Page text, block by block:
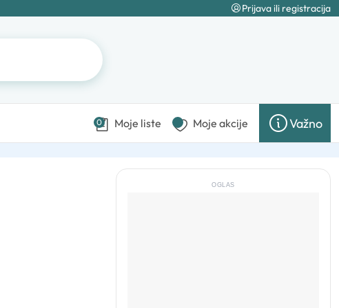
Prijava ili registracija
0 Moje liste Moje akcije Važno
OGLAS